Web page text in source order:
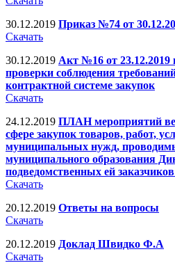
30.12.2019 Приказ №74 от
Скачать
30.12.2019 Акт №16 от 23.12.2019
проверки соблюдения
контрактной системе закупок
Скачать
24.12.2019 ПЛАН мероприятий
сфере закупок товаров, работ,
муниципальных нужд,
муниципального образования
подведомственных ей
Скачать
20.12.2019 Ответы на вопросы
Скачать
20.12.2019 Доклад Швидко Ф.А
Скачать